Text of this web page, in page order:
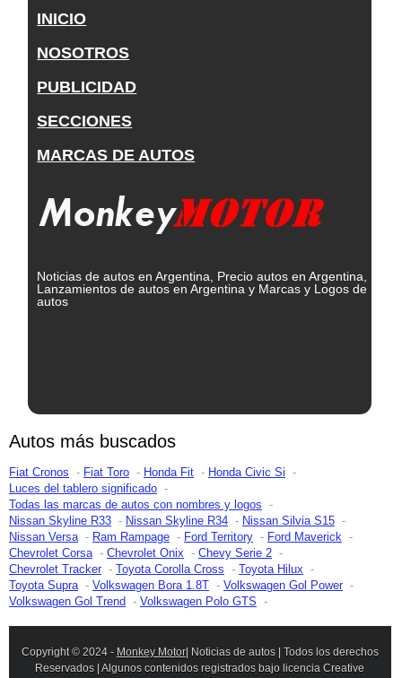
INICIO
NOSOTROS
PUBLICIDAD
SECCIONES
MARCAS DE AUTOS
Noticias de autos en Argentina, Precio autos en Argentina,
Lanzamientos de autos en Argentina y Marcas y Logos de
autos
Autos más buscados
Fiat Cronos Fiat Toro Honda Fit
Honda Civic Si
Luces del tablero significado
Todas las marcas de autos con nombres y logos
Nissan Skyline R33
Nissan Skyline R34
Nissan Silvia S15
Nissan Versa
Ram Rampage Ford Territory
Ford Maverick
Chevrolet Corsa
Chevrolet Onix
Chevy Serie 2
Chevrolet Tracker
Toyota Corolla Cross
Toyota Hilux
Toyota Supra
Volkswagen Bora 1.8T
Volkswagen Gol Power
Volkswagen Gol Trend
Volkswagen Polo GTS
Copyright © 2024 - Monkey Motor| Noticias de autos | Todos los derechos
Reservados | Algunos contenidos registrados bajo licencia Creative